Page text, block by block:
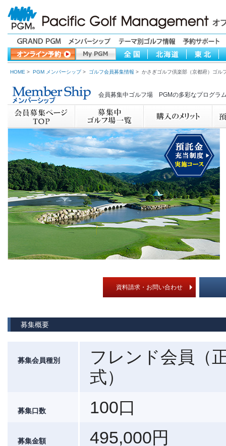
HOME > PGM メンバーシップ> ゴルフ会員募集情報 > かさぎゴルフ倶楽部（京都府）ゴル
会員募集中ゴルフ場 PGMの多彩なプログラ
資料請求・お問い合わせ
募集概要
募集会員種別
フレンド会員
式）
募集口数 100口
募集金額 495,000円